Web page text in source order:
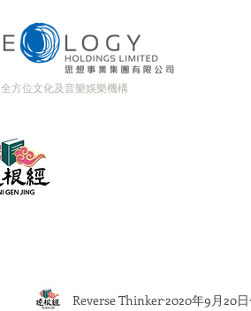
全方位文化及音樂娛樂機構
Reverse Thinker 2020年9月20日